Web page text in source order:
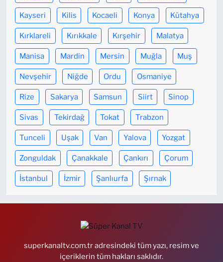
Kayseri Kilis Kocaeli Konya Kütahya
Kırklareli Kırıkkale Kırşehir Malatya
Manisa Mardin Mersin Muğla Muş
Nevşehir Niğde Ordu Osmaniye
Rize Sakarya Samsun Siirt Sinop
Sivas Tekirdağ Tokat Trabzon
Tunceli Uşak Van Yalova Yozgat
Zonguldak Çanakkale Çankırı Çorum
İstanbul İzmir Şanlıurfa Şırnak
superkanaltv.com.tr adresindeki tüm yazı, resim ve
içeriklerin tüm hakları saklıdır.